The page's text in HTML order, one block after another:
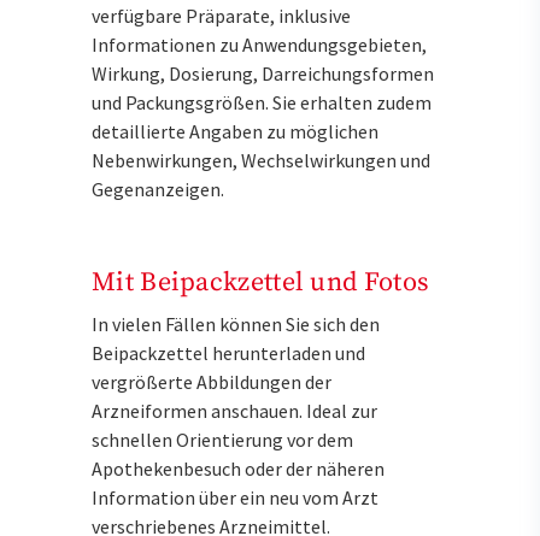
verfügbare Präparate, inklusive
Informationen zu Anwendungsgebieten,
Wirkung, Dosierung, Darreichungsformen
und Packungsgrößen. Sie erhalten zudem
detaillierte Angaben zu möglichen
Nebenwirkungen, Wechselwirkungen und
Gegenanzeigen.
Mit Beipackzettel und Fotos
In vielen Fällen können Sie sich den
Beipackzettel herunterladen und
vergrößerte Abbildungen der
Arzneiformen anschauen. Ideal zur
schnellen Orientierung vor dem
Apothekenbesuch oder der näheren
Information über ein neu vom Arzt
verschriebenes Arzneimittel.